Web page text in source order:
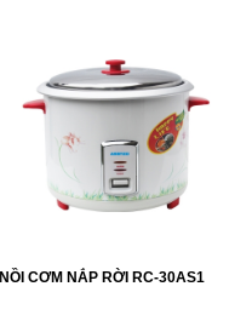
NỒI CƠM NẮP RỜI RC-30AS1